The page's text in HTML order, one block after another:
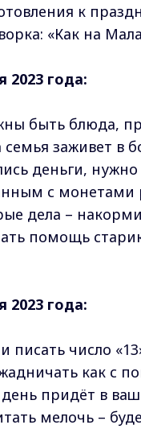
к
«Как на
2023 года:
быть блюда,
заживет в
деньги,
с монетами
дела –
помощь
2023 года:
писать число
как с
день придёт в
мелочь –